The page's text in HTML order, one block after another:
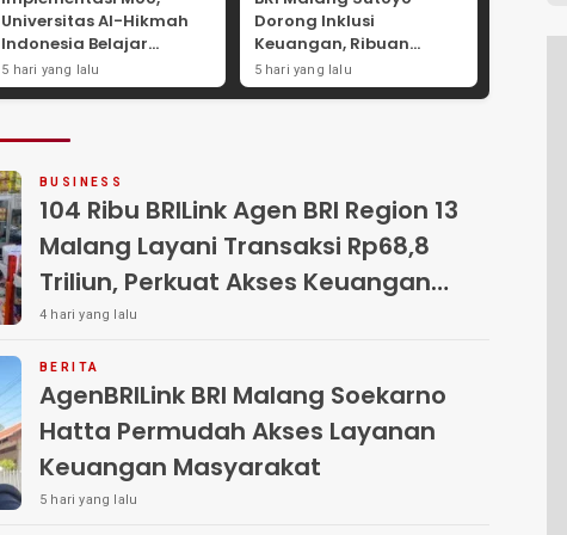
Universitas Al-Hikmah
Indonesia Belajar
Strategi Kemandirian
Ekonomi di Pondok
Lamongan
5 hari yang lalu
Dorong Inklusi
Keuangan, Ribuan
AgenBRILink Layani
Warga Hingga
5 hari yang lalu
BUSINESS
104 Ribu BRILink Agen BRI Region 13
Malang Layani Transaksi Rp68,8
Triliun, Perkuat Akses Keuangan
Masyarakat
4 hari yang lalu
BERITA
AgenBRILink BRI Malang Soekarno
Hatta Permudah Akses Layanan
Keuangan Masyarakat
5 hari yang lalu